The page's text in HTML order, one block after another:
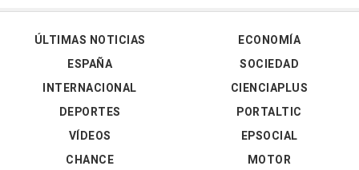
ÚLTIMAS NOTICIAS
ESPAÑA
INTERNACIONAL
DEPORTES
VÍDEOS
ECONOMÍA
SOCIEDAD
CIENCIAPLUS
PORTALTIC
EPSOCIAL
CHANCE
MOTOR